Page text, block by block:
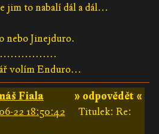
jim to nabalí dál a dál...
nebo Jinejduro.
volím Enduro...
» odpovědět «
Fiala
22 18:50:42
Titulek: Re: